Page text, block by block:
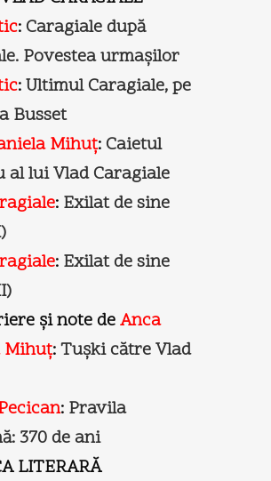
: Caragiale după
Povestea urmașilor
:Ultimul Caragiale, pe
Busset
Mihuț: Caietul
al lui Vlad Caragiale
: Exilat de sine
: Exilat de sine
și note deAnca
Mihuț:Tuşki către Vlad
: Pravila
370 de ani
LITERARĂ